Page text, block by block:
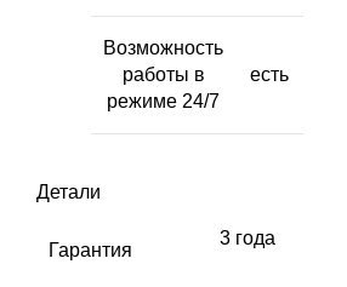
Возможность
работы в
режиме 24/7
есть
Детали
Гарантия
3 года